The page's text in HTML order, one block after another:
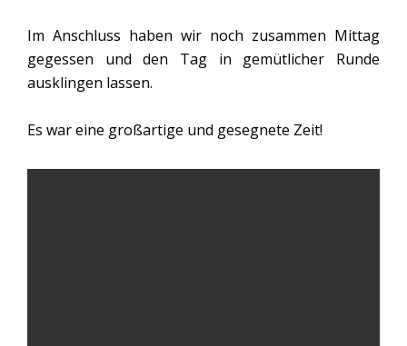
Im Anschluss haben wir noch zusammen Mittag
gegessen und den Tag in gemütlicher Runde
ausklingen lassen.
Es war eine großartige und gesegnete Zeit!